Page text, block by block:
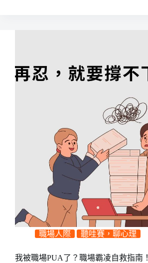
職場人際 聽哇賽，聊心理
我被職場PUA了？職場霸凌自救指南！